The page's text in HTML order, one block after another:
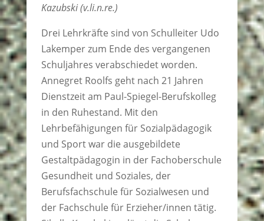
Kazubski (v.li.n.re.)
Drei Lehrkräfte sind von Schulleiter Udo
Lakemper zum Ende des vergangenen
Schuljahres verabschiedet worden.
Annegret Roolfs geht nach 21 Jahren
Dienstzeit am Paul-Spiegel-Berufskolleg
in den Ruhestand. Mit den
Lehrbefähigungen für Sozialpädagogik
und Sport war die ausgebildete
Gestaltpädagogin in der Fachoberschule
Gesundheit und Soziales, der
Berufsfachschule für Sozialwesen und
der Fachschule für Erzieher/innen tätig.